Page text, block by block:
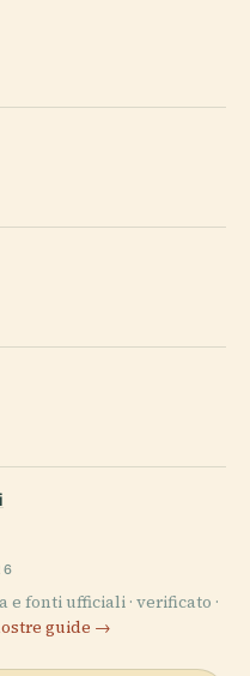
fonti ufficiali · verificato ·
guide →